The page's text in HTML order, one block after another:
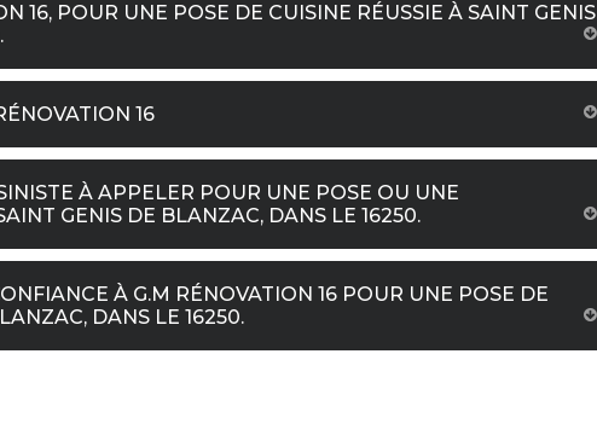
16, POUR UNE POSE DE CUISINE RÉUSSIE À SAINT GENIS
16
À APPELER POUR UNE POSE OU UNE
GENIS DE BLANZAC, DANS LE 16250.
À G.M RÉNOVATION 16 POUR UNE POSE DE
DANS LE 16250.